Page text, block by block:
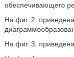
обеспечивающего
На фиг. 2.
На фиг. 3.